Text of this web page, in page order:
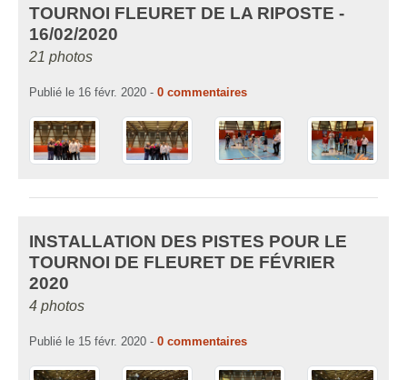
TOURNOI FLEURET DE LA RIPOSTE -
16/02/2020
21 photos
Publié le 16 févr. 2020 - 0 commentaires
INSTALLATION DES PISTES POUR LE
TOURNOI DE FLEURET DE FÉVRIER
2020
4 photos
Publié le 15 févr. 2020 - 0 commentaires